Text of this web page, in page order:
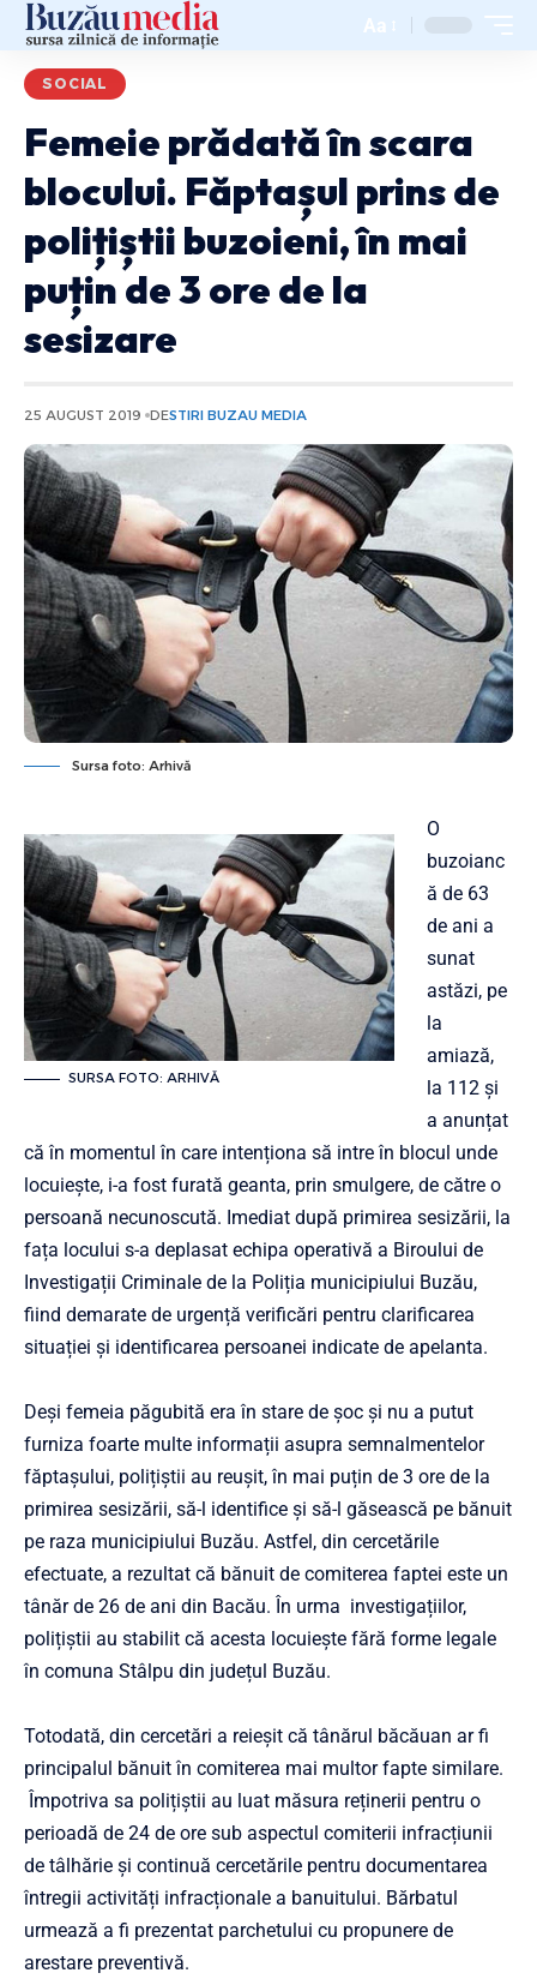
Aa
SOCIAL
Femeie prădată în scara
blocului. Făptașul prins de
polițiștii buzoieni, în mai
puțin de 3 ore de la
sesizare
25 AUGUST 2019 DESTIRI BUZAU MEDIA
Sursa foto: Arhivă
SURSA FOTO: ARHIVĂ
O
buzoianc
ă de 63
de ani a
sunat
astăzi, pe
la
amiază,
la 112 și
a anunțat
că în momentul în care intenționa să intre în blocul unde
locuiește, i-a fost furată geanta, prin smulgere, de către o
persoană necunoscută. Imediat după primirea sesizării, la
fața locului s-a deplasat echipa operativă a Biroului de
Investigații Criminale de la Poliția municipiului Buzău,
fiind demarate de urgență verificări pentru clarificarea
situației și identificarea persoanei indicate de apelanta.
Deși femeia păgubită era în stare de șoc și nu a putut
furniza foarte multe informații asupra semnalmentelor
făptașului, polițiștii au reușit, în mai puțin de 3 ore de la
primirea sesizării, să-l identifice și să-l găsească pe bănuit
pe raza municipiului Buzău. Astfel, din cercetările
efectuate, a rezultat că bănuit de comiterea faptei este un
tânăr de 26 de ani din Bacău. În urma investigațiilor,
polițiștii au stabilit că acesta locuiește fără forme legale
în comuna Stâlpu din județul Buzău.
Totodată, din cercetări a reieșit că tânărul băcăuan ar fi
principalul bănuit în comiterea mai multor fapte similare.
Împotriva sa polițiștii au luat măsura reținerii pentru o
perioadă de 24 de ore sub aspectul comiterii infracțiunii
de tâlhărie și continuă cercetările pentru documentarea
întregii activități infracționale a banuitului. Bărbatul
urmează a fi prezentat parchetului cu propunere de
arestare preventivă.